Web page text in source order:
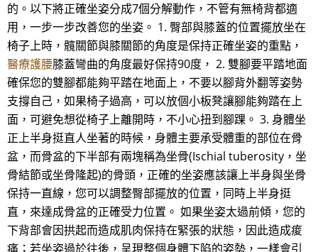
的。以下將正確坐姿分成7個分解動作，不管有無椅背都適
用，一步一步改善您的坐姿。 1. 臀部與膝蓋的位置擺放坐在
椅子上時，髖關節與膝關節的角度是保持正確坐姿的重點，
醫療護腰膝蓋彎曲的角度最好保持90度， 2. 雙腳要平踏地面
確保您的雙腳都能夠平踏在地面上，不要以腳背外翻等姿勢
支撐自己，如果椅子過高，可以放個小板凳讓腳能夠踏在上
面，可避免想從椅子上離開時，不小心扭到腳踝。 3. 身體坐
正上半身挺直人坐著的時候，身體主要承受體重的部位在骨
盆，而骨盆的下半部有兩塊稱為坐骨(Ischial tuberosity，坐
骨結節或坐骨隆起)的骨頭，正確的坐姿應該讓上半身與坐骨
保持一直線，您可以調整臀部擺放的位置，同時上半身挺
直，來達成骨盆的正確受力位置。 如果坐姿太過前傾，您的
下背部會因拱起而造成肌肉保持在緊張的狀態，因此造成痠
痛；若坐姿過於往後，呈現整個身體下陷的姿勢，一樣會引